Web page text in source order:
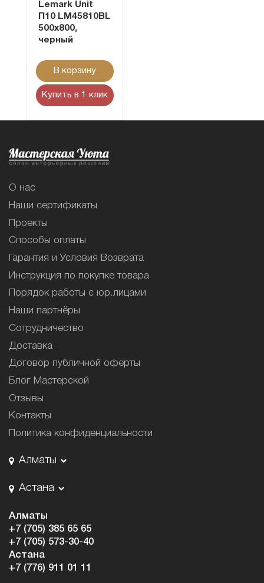
Lemark Unit
П10 LM45810BL
500x800,
черный
В корзину
Купить в 1 клик
О нас
Наши сертификаты
Проекты
Способы оплаты
Гарантия и Условия Возврата
Инструкция по покупке товара
Порядок работы с юр.лицами
Наши партнёры
Сотрудничество
Доставка
Договор публичной оферты
Блог Мастерской
Отзывы
Контакты
Политика конфиденциальности
Алматы
Астана
Алматы
+7 (705) 385 65 65
+7 (705) 573-30-40
Астана
+7 (776) 911 01 11